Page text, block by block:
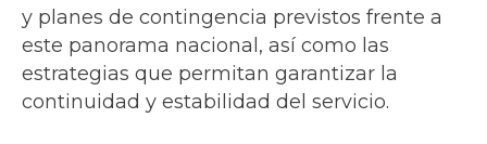
y planes de contingencia previstos frente a
este panorama nacional, así como las
estrategias que permitan garantizar la
continuidad y estabilidad del servicio.